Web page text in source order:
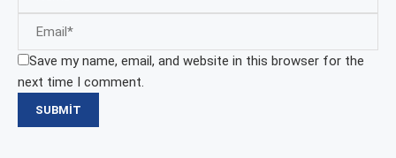
Save my name, email, and website in this browser for the
next time I comment.